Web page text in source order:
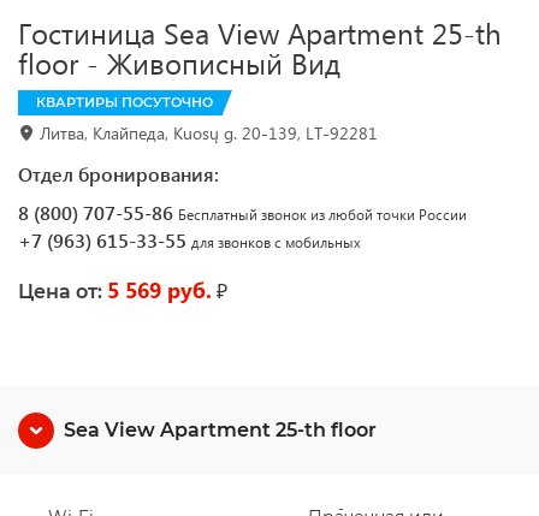
Гостиница Sea View Apartment 25-th
floor - Живописный Вид
КВАРТИРЫ ПОСУТОЧНО
Литва, Клайпеда, Kuosų g. 20-139, LT-92281
Отдел бронирования:
8 (800) 707-55-86 Бесплатный звонок из любой точки России
+7 (963) 615-33-55 для звонков с мобильных
Цена от: 5 569 руб. ₽
Sea View Apartment 25-th floor